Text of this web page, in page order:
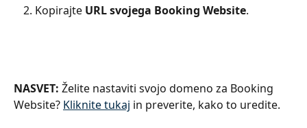
Kopirajte URL svojega Booking Website.
NASVET: Želite nastaviti svojo domeno za Booking
Website? Kliknite tukaj in preverite, kako to uredite.